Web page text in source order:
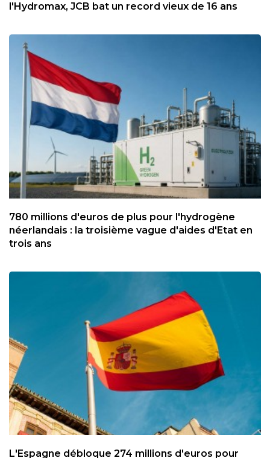
l'Hydromax, JCB bat un record vieux de 16 ans
780 millions d'euros de plus pour l'hydrogène
néerlandais : la troisième vague d'aides d'Etat en
trois ans
L'Espagne débloque 274 millions d'euros pour